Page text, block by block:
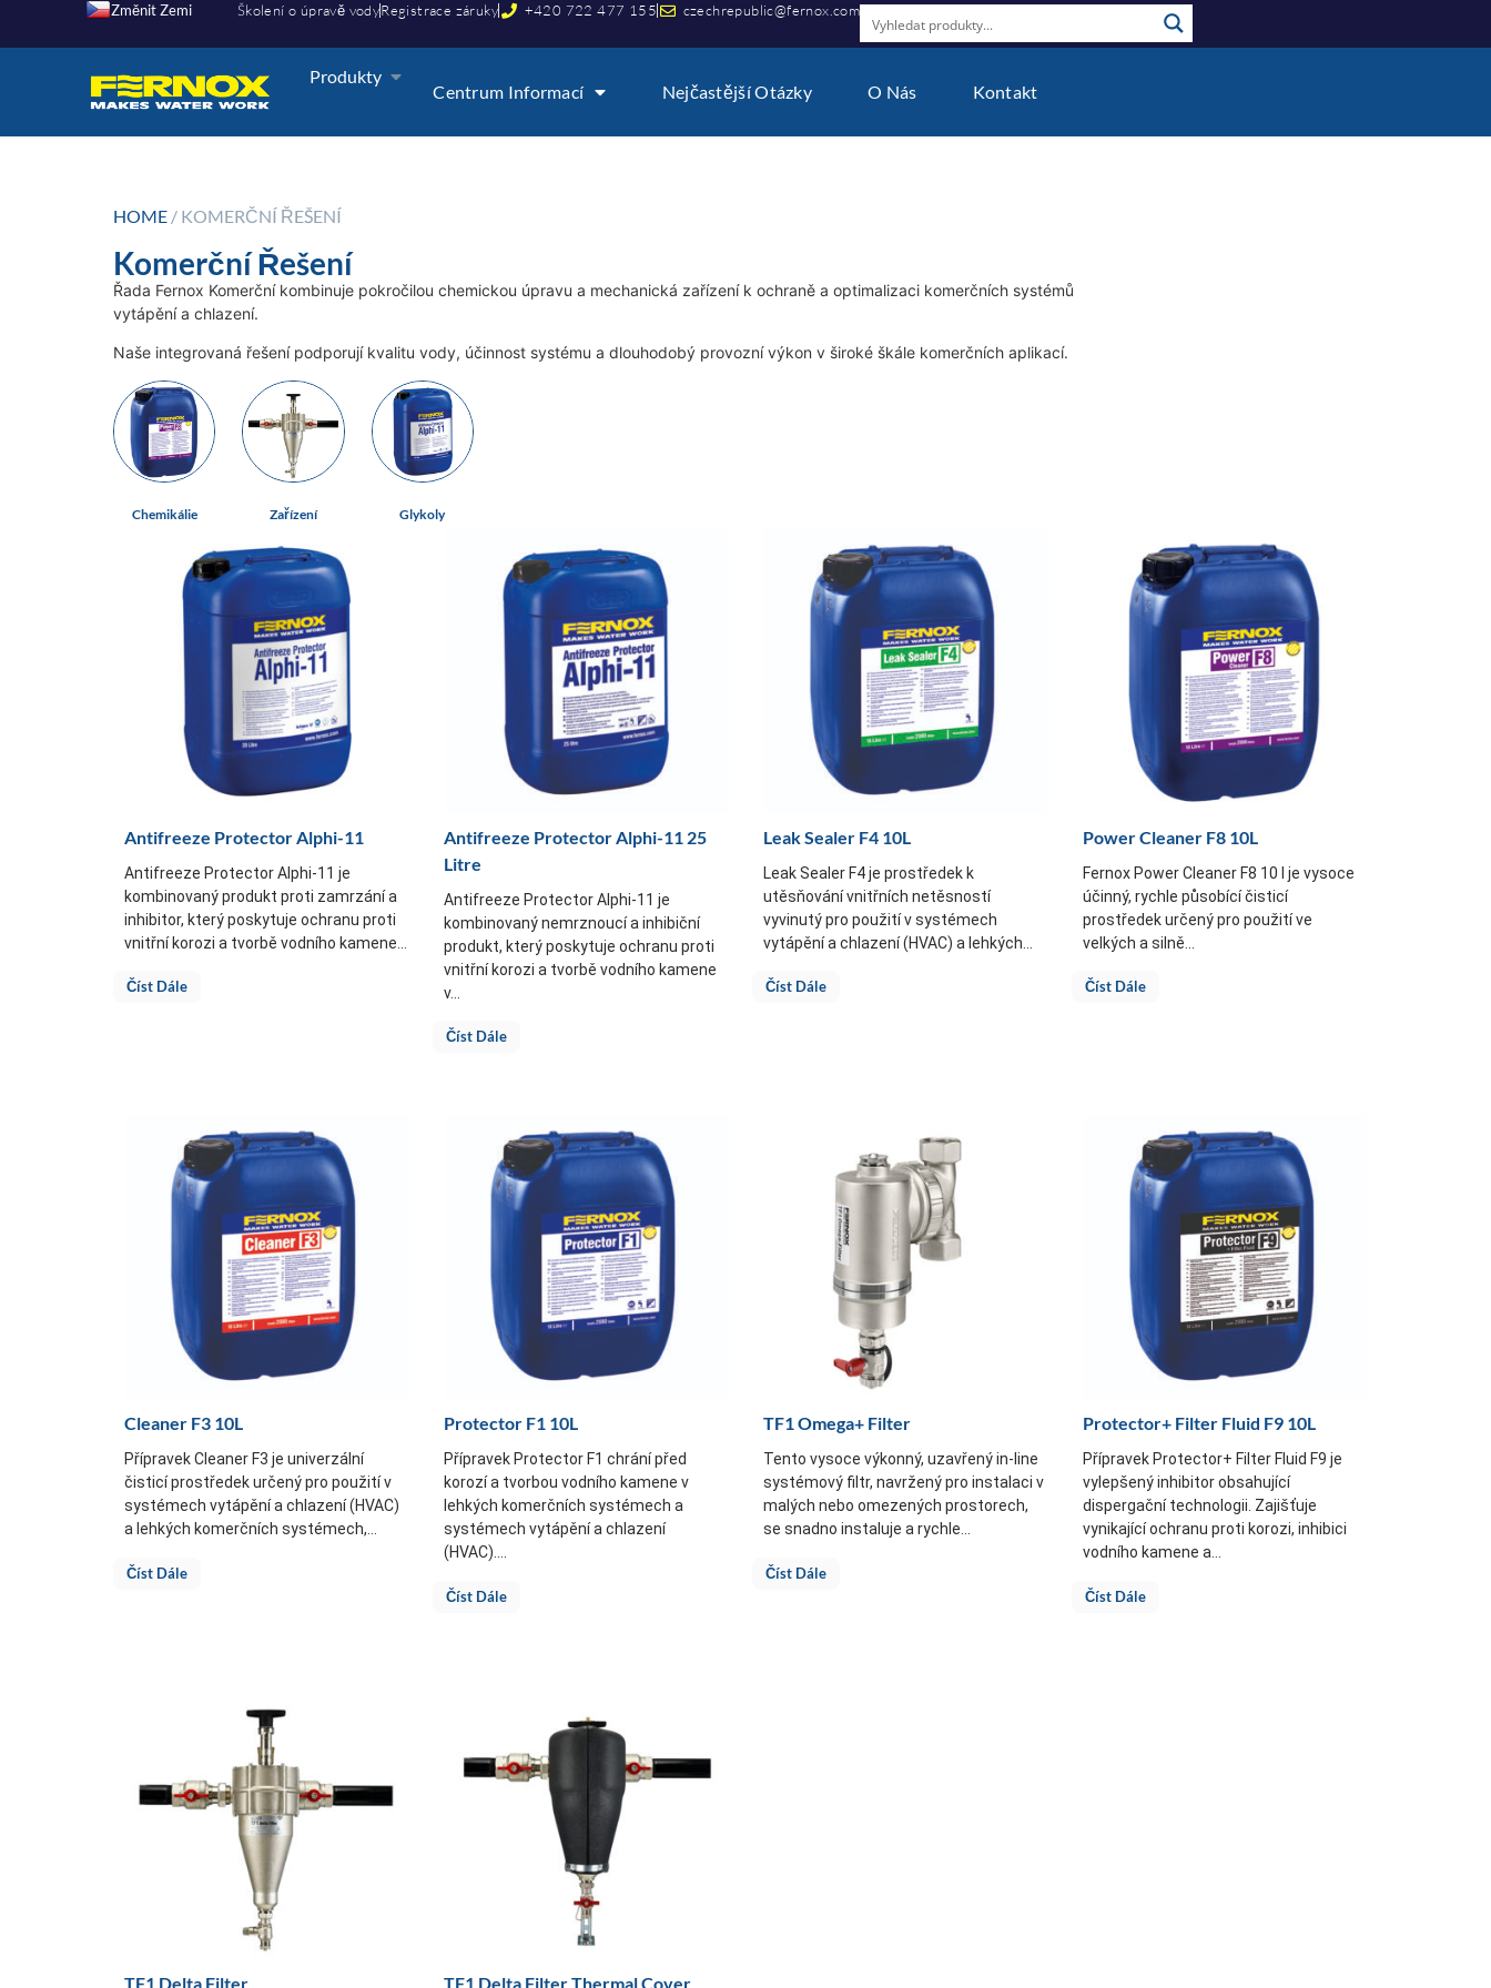
Změnit Zemi Školení o úpravě vodyRegistrace záruky +420 722 477 155 czechrepublic@fernox.com
Produkty
Centrum Informací Nejčastější Otázky O Nás Kontakt
HOME / KOMERČNÍ ŘEŠENÍ
Komerční Řešení
Řada Fernox Komerční kombinuje pokročilou chemickou úpravu a mechanická zařízení k ochraně a optimalizaci komerčních systémů
vytápění a chlazení.
Naše integrovaná řešení podporují kvalitu vody, účinnost systému a dlouhodobý provozní výkon v široké škále komerčních aplikací.
Chemikálie Zařízení Glykoly
Antifreeze Protector Alphi-11
Antifreeze Protector Alphi-11 je
kombinovaný produkt proti zamrzání a
inhibitor, který poskytuje ochranu proti
vnitřní korozi a tvorbě vodního kamene...
Číst Dále
Antifreeze Protector Alphi-11 25
Litre
Antifreeze Protector Alphi-11 je
kombinovaný nemrznoucí a inhibiční
produkt, který poskytuje ochranu proti
vnitřní korozi a tvorbě vodního kamene
v...
Číst Dále
Leak Sealer F4 10L
Leak Sealer F4 je prostředek k
utěsňování vnitřních netěsností
vyvinutý pro použití v systémech
vytápění a chlazení (HVAC) a lehkých...
Číst Dále
Power Cleaner F8 10L
Fernox Power Cleaner F8 10 l je vysoce
účinný, rychle působící čisticí
prostředek určený pro použití ve
velkých a silně...
Číst Dále
Cleaner F3 10L
Přípravek Cleaner F3 je univerzální
čisticí prostředek určený pro použití v
systémech vytápění a chlazení (HVAC)
a lehkých komerčních systémech,...
Číst Dále
Protector F1 10L
Přípravek Protector F1 chrání před
korozí a tvorbou vodního kamene v
lehkých komerčních systémech a
systémech vytápění a chlazení
(HVAC)....
Číst Dále
TF1 Omega+ Filter
Tento vysoce výkonný, uzavřený in-line
systémový filtr, navržený pro instalaci v
malých nebo omezených prostorech,
se snadno instaluje a rychle...
Číst Dále
Protector+ Filter Fluid F9 10L
Přípravek Protector+ Filter Fluid F9 je
vylepšený inhibitor obsahující
dispergační technologii. Zajišťuje
vynikající ochranu proti korozi, inhibici
vodního kamene a...
Číst Dále
TF1 Delta Filter TF1 Delta Filter Thermal Cover